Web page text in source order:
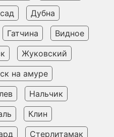
Дубна
Гатчина
Видное
Жуковский
на амуре
Нальчик
Клин
Стерлитамак